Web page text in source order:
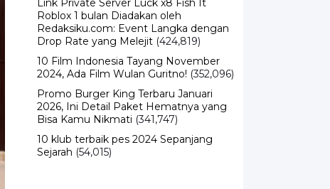
Redaksiku.com: Event Langka dengan
Drop Rate yang Melejit (424,819)
10 Film Indonesia Tayang November
Promo Burger King Terbaru Januari
Bisa Kamu Nikmati
(341,747)
10 klub terbaik pes 2024 Sepanjang